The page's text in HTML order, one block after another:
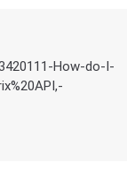
How-do-I-